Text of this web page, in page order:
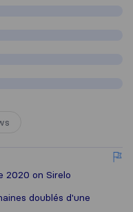
2020 on Sirelo
doublés d'une